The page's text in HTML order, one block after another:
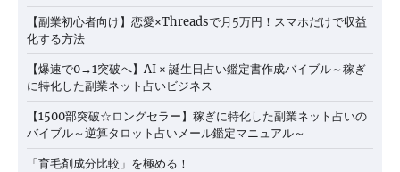
【副業初心者向け】恋愛×Threadsで月5万円！スマホだけで収益
化する方法
【爆速で0→1突破へ】AI × 誕生日占い鑑定書作成バイブル～稼ぎ
に特化した副業ネット占いビジネス
【1500部突破☆ロングセラー】稼ぎに特化した副業ネット占いの
バイブル～逆算タロット占いメール鑑定マニュアル～
「育毛剤成分比較」を極める！